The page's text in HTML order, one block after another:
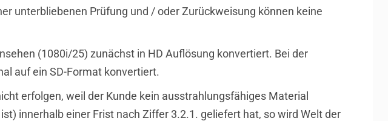
unterbliebenen Prüfung und / oder Zurückweisung können keine
(1080i/25) zunächst in HD Auflösung konvertiert. Bei der
auf ein SD-Format konvertiert.
erfolgen, weil der Kunde kein ausstrahlungsfähiges Material
innerhalb einer Frist nach Ziffer 3.2.1. geliefert hat, so wird Welt der